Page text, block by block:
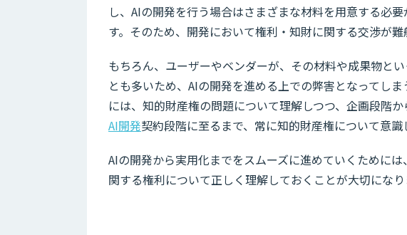
し、AIの開発を行う場合はさまざまな材料を用意する必
す。そのため、開発において権利・知財に関する交渉が難
もちろん、ユーザーやベンダーが、その材料や成果物と
とも多いため、AIの開発を進める上での弊害となってし
には、知的財産権の問題について理解しつつ、企画段階か
AI開発契約段階に至るまで、常に知的財産権について意識
AIの開発から実用化までをスムーズに進めていくために
関する権利について正しく理解しておくことが大切になり